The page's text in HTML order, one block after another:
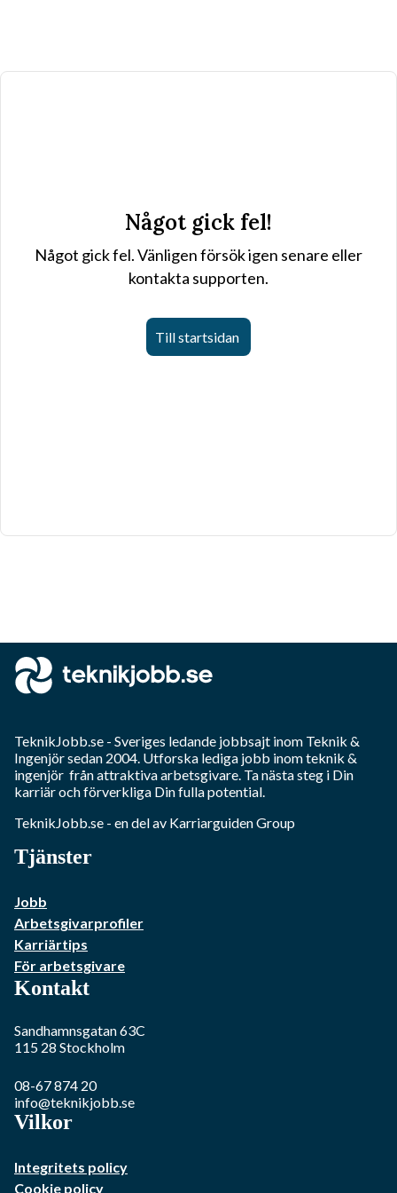
Något gick fel!
Något gick fel. Vänligen försök igen senare eller
kontakta supporten.
Till startsidan
TeknikJobb.se - Sveriges ledande jobbsajt inom Teknik &
Ingenjörsedan 2004. Utforska lediga jobb inomteknik &
ingenjör från attraktiva arbetsgivare. Ta nästa steg i Din
karriär och förverkliga Din fulla potential.
TeknikJobb.se - en del av Karriarguiden Group
Tjänster
Jobb
Arbetsgivarprofiler
Karriärtips
För arbetsgivare
Kontakt
Sandhamnsgatan 63C
115 28 Stockholm
08-67 874 20
info@teknikjobb.se
Vilkor
Integritets policy
Cookie policy